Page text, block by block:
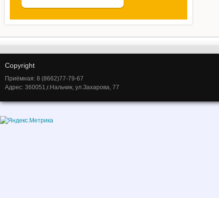
Copyright
Приёмная: 8 (8662)77-79-67
Адрес: 360051,г.Нальчик, ул.Захарова, 77